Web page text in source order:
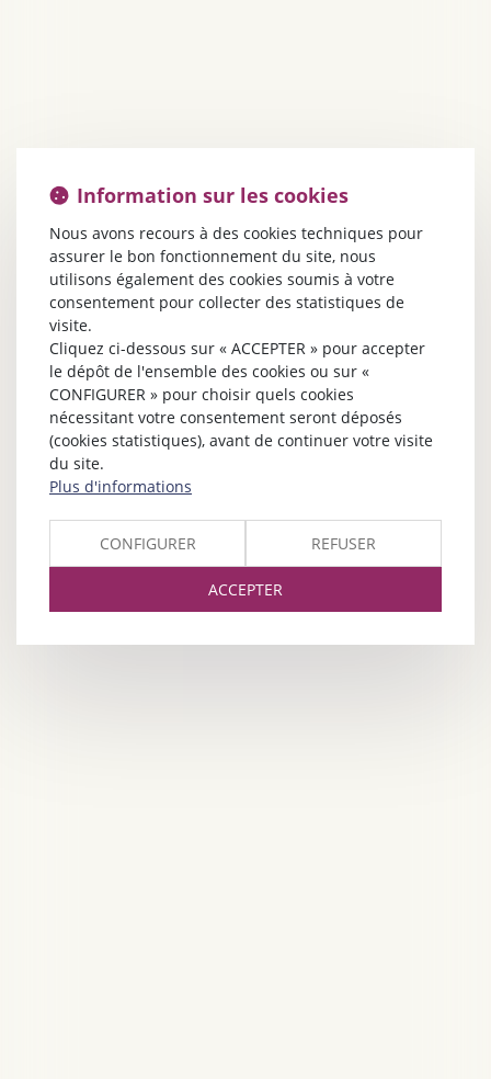
Information sur les cookies
Nous avons recours à des cookies techniques pour
assurer le bon fonctionnement du site, nous
utilisons également des cookies soumis à votre
consentement pour collecter des statistiques de
visite.
Cliquez ci-dessous sur « ACCEPTER » pour accepter
le dépôt de l'ensemble des cookies ou sur «
CONFIGURER » pour choisir quels cookies
nécessitant votre consentement seront déposés
(cookies statistiques), avant de continuer votre visite
du site.
Plus d'informations
CONFIGURER REFUSER
ACCEPTER